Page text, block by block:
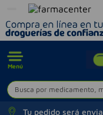
Menú
Busca por medicamento,
Tu pedido será